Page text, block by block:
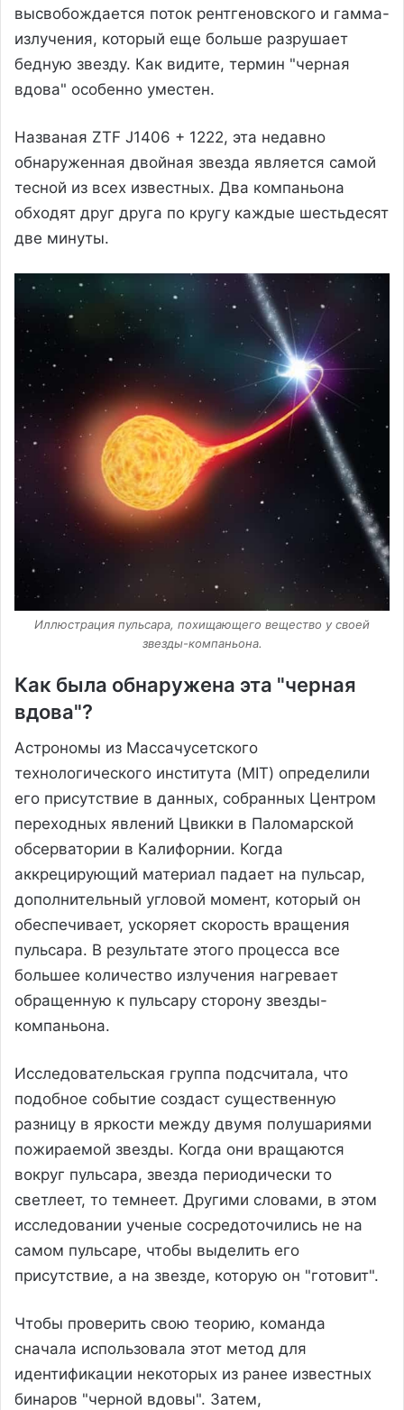
высвобождается поток рентгеновского и гамма-
излучения, который еще больше разрушает
бедную звезду. Как видите, термин "черная
вдова" особенно уместен.
Названая ZTF J1406 + 1222, эта недавно
обнаруженная двойная звезда является самой
тесной из всех известных. Два компаньона
обходят друг друга по кругу каждые шестьдесят
две минуты.
Иллюстрация пульсара, похищающего вещество у своей
звезды-компаньона.
Как была обнаружена эта "черная
вдова"?
Астрономы из Массачусетского
технологического института (MIT) определили
его присутствие в данных, собранных Центром
переходных явлений Цвикки в Паломарской
обсерватории в Калифорнии. Когда
аккрецирующий материал падает на пульсар,
дополнительный угловой момент, который он
обеспечивает, ускоряет скорость вращения
пульсара. В результате этого процесса все
большее количество излучения нагревает
обращенную к пульсару сторону звезды-
компаньона.
Исследовательская группа подсчитала, что
подобное событие создаст существенную
разницу в яркости между двумя полушариями
пожираемой звезды. Когда они вращаются
вокруг пульсара, звезда периодически то
светлеет, то темнеет. Другими словами, в этом
исследовании ученые сосредоточились не на
самом пульсаре, чтобы выделить его
присутствие, а на звезде, которую он "готовит".
Чтобы проверить свою теорию, команда
сначала использовала этот метод для
идентификации некоторых из ранее известных
бинаров "черной вдовы". Затем,